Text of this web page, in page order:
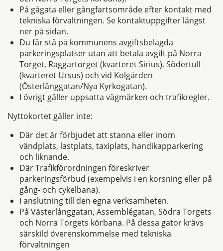
På gågata eller gångfartsområde efter kontakt med
tekniska förvaltningen. Se kontaktuppgifter längst
ner på sidan.
Du får stå på kommunens avgiftsbelagda
parkeringsplatser utan att betala avgift på Norra
Torget, Raggartorget (kvarteret Sirius), Södertull
(kvarteret Ursus) och vid Kolgården
(Österlånggatan/Nya Kyrkogatan).
I övrigt gäller uppsatta vägmärken och trafikregler.
Nyttokortet gäller inte:
Där det är förbjudet att stanna eller inom
vändplats, lastplats, taxiplats, handikapparkering
och liknande.
Där Trafikförordningen föreskriver
parkeringsförbud (exempelvis i en korsning eller på
gång- och cykelbana).
I anslutning till den egna verksamheten.
På Västerlånggatan, Assemblégatan, Södra Torgets
och Norra Torgets körbana. På dessa gator krävs
särskild överenskommelse med tekniska
förvaltningen